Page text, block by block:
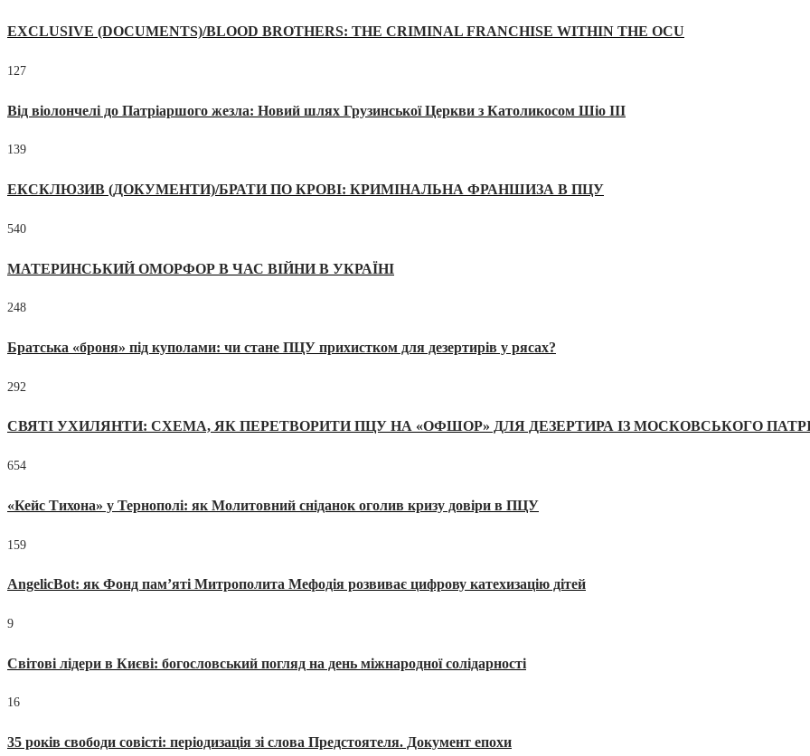
EXCLUSIVE (DOCUMENTS)/BLOOD BROTHERS: THE CRIMINAL FRANCHISE WITHIN THE OCU
127
Від віолончелі до Патріаршого жезла: Новий шлях Грузинської Церкви з Католикосом Шіо III
139
ЕКСКЛЮЗИВ (ДОКУМЕНТИ)/БРАТИ ПО КРОВІ: КРИМІНАЛЬНА ФРАНШИЗА В ПЦУ
540
МАТЕРИНСЬКИЙ ОМОРФОР В ЧАС ВІЙНИ В УКРАЇНІ
248
Братська «броня» під куполами: чи стане ПЦУ прихистком для дезертирів у рясах?
292
СВЯТІ УХИЛЯНТИ: СХЕМА, ЯК ПЕРЕТВОРИТИ ПЦУ НА «ОФШОР» ДЛЯ ДЕЗЕРТИРА ІЗ МОСКОВСЬКОГО
654
«Кейс Тихона» у Тернополі: як Молитовний сніданок оголив кризу довіри в ПЦУ
159
AngelicBot: як Фонд пам’яті Митрополита Мефодія розвиває цифрову катехизацію дітей
9
Світові лідери в Києві: богословський погляд на день міжнародної солідарності
16
35 років свободи совісті: періодизація зі слова Предстоятеля. Документ епохи